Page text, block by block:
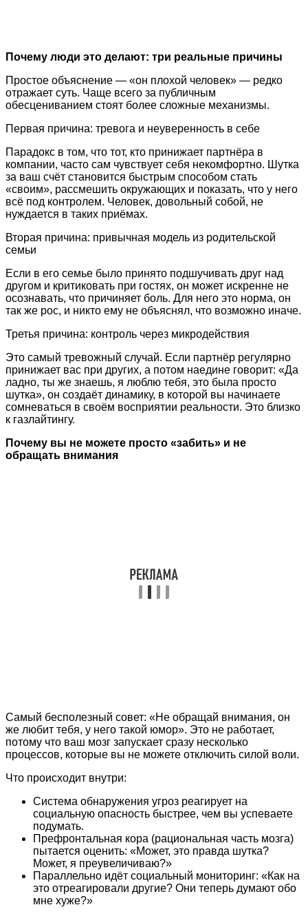
Почему люди это делают: три реальные причины
Простое объяснение — «он плохой человек» — редко
отражает суть. Чаще всего за публичным
обесцениванием стоят более сложные механизмы.
Первая причина: тревога и неуверенность в себе
Парадокс в том, что тот, кто принижает партнёра в
компании, часто сам чувствует себя некомфортно. Шутка
за ваш счёт становится быстрым способом стать
«своим», рассмешить окружающих и показать, что у него
всё под контролем. Человек, довольный собой, не
нуждается в таких приёмах.
Вторая причина: привычная модель из родительской
семьи
Если в его семье было принято подшучивать друг над
другом и критиковать при гостях, он может искренне не
осознавать, что причиняет боль. Для него это норма, он
так же рос, и никто ему не объяснял, что возможно иначе.
Третья причина: контроль через микродействия
Это самый тревожный случай. Если партнёр регулярно
принижает вас при других, а потом наедине говорит: «Да
ладно, ты же знаешь, я люблю тебя, это была просто
шутка», он создаёт динамику, в которой вы начинаете
сомневаться в своём восприятии реальности. Это близко
к газлайтингу.
Почему вы не можете просто «забить» и не
обращать внимания
Самый бесполезный совет: «Не обращай внимания, он
же любит тебя, у него такой юмор». Это не работает,
потому что ваш мозг запускает сразу несколько
процессов, которые вы не можете отключить силой воли.
Что происходит внутри:
Система обнаружения угроз реагирует на
социальную опасность быстрее, чем вы успеваете
подумать.
Префронтальная кора (рациональная часть мозга)
пытается оценить: «Может, это правда шутка?
Может, я преувеличиваю?»
Параллельно идёт социальный мониторинг: «Как на
это отреагировали другие? Они теперь думают обо
мне хуже?»